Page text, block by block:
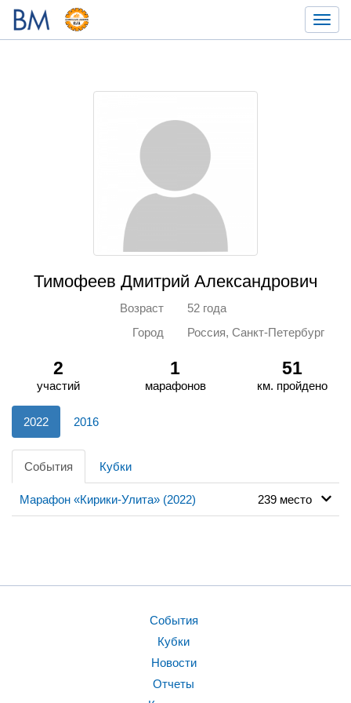
Тимофеев Дмитрий Александрович
Возраст
52 года
Город
Россия, Санкт-Петербург
2
участий
1
марафонов
51
км. пройдено
2022 2016
События Кубки
Марафон «Кирики-Улита» (2022) 239 место
События
Кубки
Новости
Отчеты